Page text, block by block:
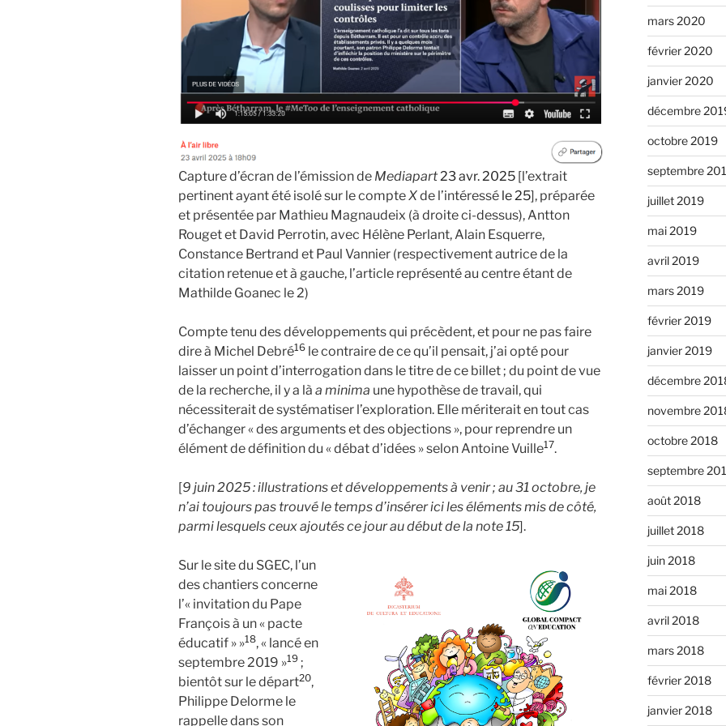
Capture d’écran de l’émission de Mediapart 23 avr. 2025 [l’extrait
pertinent ayant été isolé sur le compte Xde l’intéressé le 25], préparée
et présentée par Mathieu Magnaudeix (à droite ci-dessus), Antton
Rouget et David Perrotin, avec Hélène Perlant, Alain Esquerre,
Constance Bertrand et Paul Vannier (respectivement autrice de la
citation retenue et à gauche, l’article représenté au centre étant de
Mathilde Goanec le 2)
Compte tenu des développements qui précèdent, et pour ne pas faire
dire à Michel Debré16 le contraire de ce qu’il pensait, j’ai opté pour
laisser un point d’interrogation dans le titre de ce billet ; du point de vue
de la recherche, il y a là a minima une hypothèse de travail, qui
nécessiterait de systématiser l’exploration. Elle mériterait en tout cas
d’échanger « des arguments et des objections », pour reprendre un
élément de définition du « débat d’idées » selon Antoine Vuille17.
[9 juin 2025 : illustrations et développements à venir; au 31 octobre, je
n’ai toujours pas trouvé le temps d’insérer ici les éléments mis de côté,
parmi lesquels ceux ajoutés ce jour au début de la note 15].
Sur le site du SGEC, l’un
des chantiers concerne
l’« invitation du Pape
François à un « pacte
éducatif » »18, « lancé en
septembre 2019 »19 ;
bientôt sur le départ20,
Philippe Delorme le
rappelle dans son
mars 2020
février 2020
janvier 2020
décembre
octobre 2019
septembre
juillet 2019
mai 2019
avril 2019
mars 2019
février 2019
janvier 2019
décembre
novembre
octobre 2018
septembre
août 2018
juillet 2018
juin 2018
mai 2018
avril 2018
mars 2018
février 2018
janvier 2018